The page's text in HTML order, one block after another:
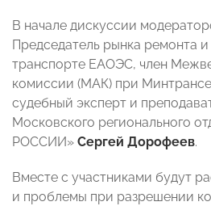
В начале дискуссии
Председатель рынка ремонта
транспорте ЕАОЭС, член
комиссии (МАК) при
судебный эксперт и
Московского регионального
РОССИИ» Сергей Дорофеев.
Вместе с участниками будут
и проблемы при разрешении